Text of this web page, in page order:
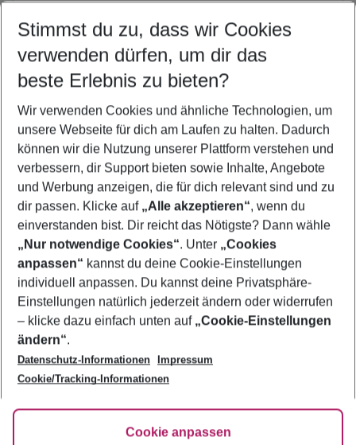
Wähle deinen Abflughafen
Beliebiger Abflughafen
Wähle deinen Reisezeitraum
5-8 Nächte
2 Erwachsene Keine Kinder
Mehr Filter anzeigen
Footer
Footer navigation
Über uns
AGB
Bestpreisgarantie
Cookie-Einstellungen ändern
Cookie-Richtlinie
Agenturbetreuung
Barrierefreies Reisen
FAQ
HanseMerkur Reiseversicherung
Folge uns
Stimmst du zu, dass wir Cookies
verwenden dürfen, um dir das
beste Erlebnis zu bieten?
Wir verwenden Cookies und ähnliche Technologien, um
unsere Webseite für dich am Laufen zu halten. Dadurch
können wir die Nutzung unserer Plattform verstehen und
verbessern, dir Support bieten sowie Inhalte, Angebote
und Werbung anzeigen, die für dich relevant sind und zu
dir passen. Klicke auf „Alle akzeptieren“, wenn du
einverstanden bist. Dir reicht das Nötigste? Dann wähle
„Nur notwendige Cookies“. Unter „Cookies
anpassen“ kannst du deine Cookie-Einstellungen
individuell anpassen. Du kannst deine Privatsphäre-
Einstellungen natürlich jederzeit ändern oder widerrufen
– klicke dazu einfach unten auf „Cookie-Einstellungen
ändern“.
Datenschutz-Informationen
Impressum
Cookie/Tracking-Informationen
Cookie anpassen